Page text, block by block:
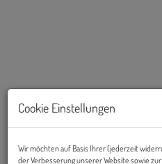
Cookie Einstellungen
Wir möchten auf Basis Ihrer (jederzeit
der Verbesserung unserer Website sowie